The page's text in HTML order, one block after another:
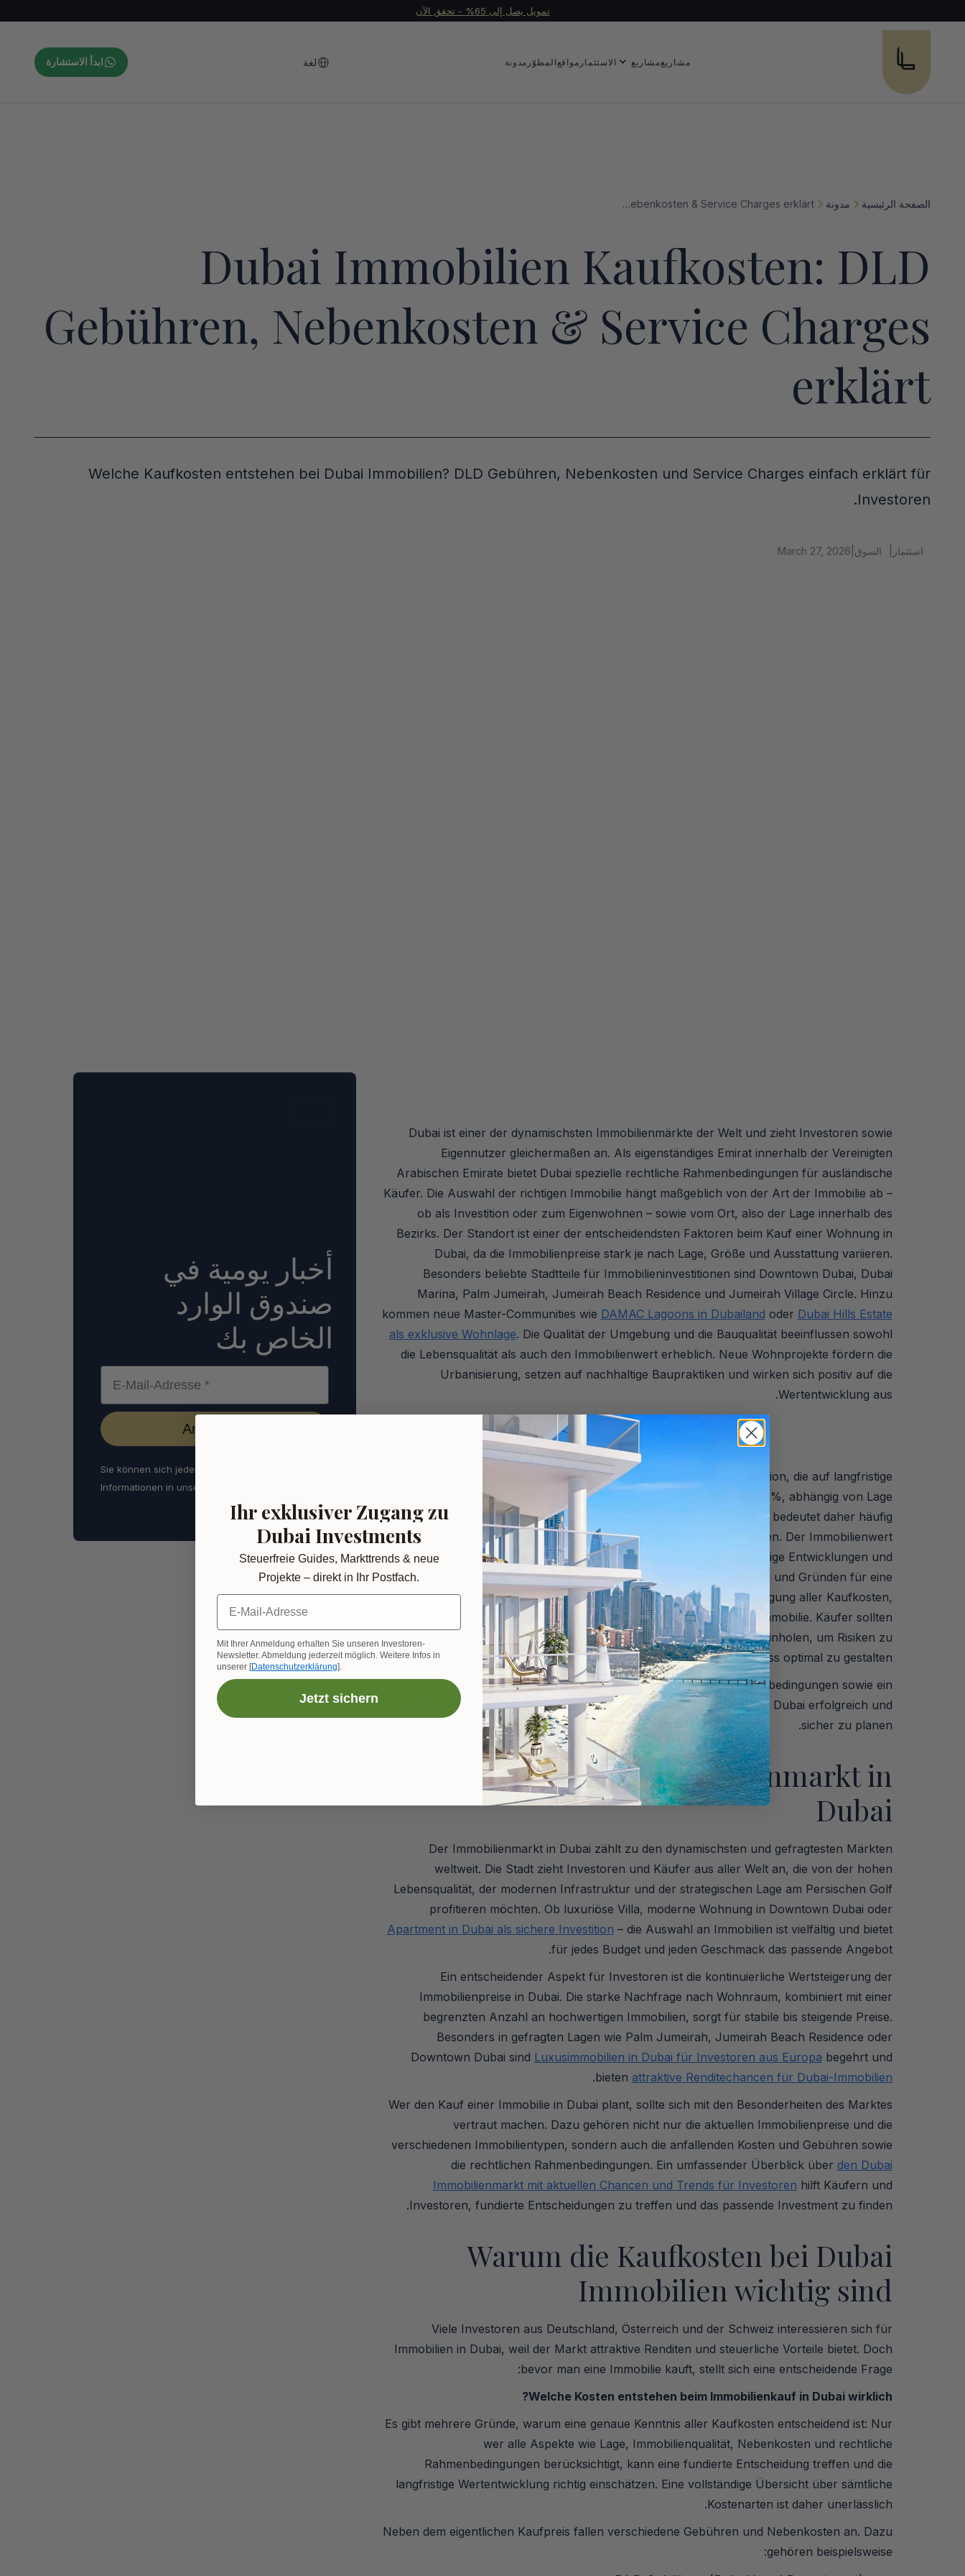
تمويل يصل إلى 65% - تحقق الآن
مشاريعمشاريع الاستثمار مواقع المطوّر مدونة لغة ابدأ الاستشارة
الصفحة الرئيسية مدونة Dubai Immobilien Kaufkosten: DLD Gebühren, Nebenkosten & Service Charges erklärt
Dubai Immobilien Kaufkosten: DLD
Gebühren, Nebenkosten & Service Charges
erklärt
Welche Kaufkosten entstehen bei Dubai Immobilien? DLD Gebühren, Nebenkosten und Service Charges einfach erklärt für
Investoren.
استثمار السوق March 27, 2026
Dubai ist einer der dynamischsten Immobilienmärkte der Welt und zieht Investoren sowie
Eigennutzer gleichermaßen an. Als eigenständiges Emirat innerhalb der Vereinigten
Arabischen Emirate bietet Dubai spezielle rechtliche Rahmenbedingungen für ausländische
Käufer. Die Auswahl der richtigen Immobilie hängt maßgeblich von der Art der Immobilie ab –
ob als Investition oder zum Eigenwohnen – sowie vom Ort, also der Lage innerhalb des
Bezirks. Der Standort ist einer der entscheidendsten Faktoren beim Kauf einer Wohnung in
Dubai, da die Immobilienpreise stark je nach Lage, Größe und Ausstattung variieren.
Besonders beliebte Stadtteile für Immobilieninvestitionen sind Downtown Dubai, Dubai
Marina, Palm Jumeirah, Jumeirah Beach Residence und Jumeirah Village Circle. Hinzu
kommen neue Master-Communities wie DAMAC Lagoons in Dubailand oder Dubai Hills Estate
als exklusive Wohnlage. Die Qualität der Umgebung und die Bauqualität beeinflussen sowohl
die Lebensqualität als auch den Immobilienwert erheblich. Neue Wohnprojekte fördern die
Urbanisierung, setzen auf nachhaltige Baupraktiken und wirken sich positiv auf die
Wertentwicklung aus.
Ein Immobilieninvestment in Dubai ist eine strategische Investition, die auf langfristige
Wertsteigerung und attraktive Mietrenditen – oft zwischen 5% und 9%, abhängig von Lage
und Art der Immobilie – abzielt.
Investieren in Immobilien in Dubaibedeutet daher häufig
auch, eine solide Grundlage für die eigene finanzielle Zukunft zu legen. Der Immobilienwert
wird durch verschiedene Faktoren wie Standort, Bauqualität, zukünftige Entwicklungen und
die Attraktivität des Stadtteils bestimmt. Zu den wichtigsten Aspekten und Gründen für eine
fundierte Entscheidung beim Immobilienkauf zählen die Berücksichtigung aller Kaufkosten,
Nebenkosten, rechtlichen Rahmenbedingungen und die Qualität der Immobilie. Käufer sollten
sich im Klaren über ihre Ziele sein und umfassende Informationen einholen, um Risiken zu
minimieren und den Kaufprozess optimal zu gestalten.
Eine vollständige Übersicht aller Kostenarten und Rahmenbedingungen sowie ein
strukturierter Leitfaden sind unerlässlich, um den Immobilienkauf in Dubai erfolgreich und
sicher zu planen.
Einführung in den Immobilienmarkt in
Dubai
Der Immobilienmarkt in Dubai zählt zu den dynamischsten und gefragtesten Märkten
weltweit. Die Stadt zieht Investoren und Käufer aus aller Welt an, die von der hohen
Lebensqualität, der modernen Infrastruktur und der strategischen Lage am Persischen Golf
profitieren möchten. Ob luxuriöse Villa, moderne Wohnung in Downtown Dubai oder
Apartment in Dubai als sichere Investition – die Auswahl an Immobilien ist vielfältig und bietet
für jedes Budget und jeden Geschmack das passende Angebot.
Ein entscheidender Aspekt für Investoren ist die kontinuierliche Wertsteigerung der
Immobilienpreise in Dubai. Die starke Nachfrage nach Wohnraum, kombiniert mit einer
begrenzten Anzahl an hochwertigen Immobilien, sorgt für stabile bis steigende Preise.
Besonders in gefragten Lagen wie Palm Jumeirah, Jumeirah Beach Residence oder
Downtown Dubai sind Luxusimmobilien in Dubai für Investoren aus Europa begehrt und
bieten attraktive Renditechancen für Dubai-Immobilien
.
Wer den Kauf einer Immobilie in Dubai plant, sollte sich mit den Besonderheiten des Marktes
vertraut machen. Dazu gehören nicht nur die aktuellen Immobilienpreise und die
verschiedenen Immobilientypen, sondern auch die anfallenden Kosten und Gebühren sowie
die rechtlichen Rahmenbedingungen. Ein umfassender Überblick über den Dubai
Immobilienmarkt mit aktuellen Chancen und Trends für Investoren hilft Käufern und
Investoren, fundierte Entscheidungen zu treffen und das passende Investment zu finden.
Warum die Kaufkosten bei Dubai
Immobilien wichtig sind
Viele Investoren aus Deutschland, Österreich und der Schweiz interessieren sich für
Immobilien in Dubai, weil der Markt attraktive Renditen und steuerliche Vorteile bietet. Doch
bevor man eine Immobilie kauft, stellt sich eine entscheidende Frage:
Welche Kosten entstehen beim Immobilienkauf in Dubai wirklich?
Es gibt mehrere Gründe, warum eine genaue Kenntnis aller Kaufkosten entscheidend ist: Nur
wer alle Aspekte wie Lage, Immobilienqualität, Nebenkosten und rechtliche
Rahmenbedingungen berücksichtigt, kann eine fundierte Entscheidung treffen und die
langfristige Wertentwicklung richtig einschätzen. Eine vollständige Übersicht über sämtliche
Kostenarten ist daher unerlässlich.
Neben dem eigentlichen Kaufpreis fallen verschiedene Gebühren und Nebenkosten an. Dazu
gehören beispielsweise:
أخبار يومية في
صندوق الوارد
الخاص بك
E-Mail-Adresse *
Anmelden
Sie können sich jederzeit abmelden. Weitere
Informationen in unserer
Ihr exklusiver Zugang zu
Dubai Investments
Steuerfreie Guides, Markttrends & neue
Projekte – direkt in Ihr Postfach.
E-Mail-Adresse
Mit Ihrer Anmeldung erhalten Sie unseren Investoren-
Newsletter. Abmeldung jederzeit möglich. Weitere Infos in
unserer [Datenschutzerklärung].
Jetzt sichern